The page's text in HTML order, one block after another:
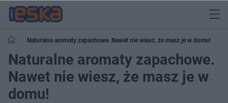
Naturalne aromaty zapachowe. Nawet nie wiesz, że masz je w domu!
Naturalne aromaty zapachowe.
Nawet nie wiesz, że masz je w
domu!